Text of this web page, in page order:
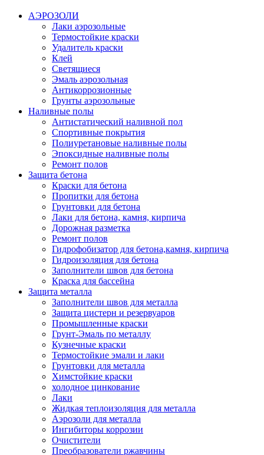
АЭРОЗОЛИ
Лаки аэрозольные
Термостойкие краски
Удалитель краски
Клей
Светящиеся
Эмаль аэрозольная
Антикоррозионные
Грунты аэрозольные
Наливные полы
Антистатический наливной пол
Спортивные покрытия
Полиуретановые наливные полы
Эпоксидные наливные полы
Ремонт полов
Защита бетона
Краски для бетона
Пропитки для бетона
Грунтовки для бетона
Лаки для бетона, камня, кирпича
Дорожная разметка
Ремонт полов
Гидрофобизатор для бетона,камня, кирпича
Гидроизоляция для бетона
Заполнители швов для бетона
Краска для бассейна
Защита металла
Заполнители швов для металла
Защита цистерн и резервуаров
Промышленные краски
Грунт-Эмаль по металлу
Кузнечные краски
Термостойкие эмали и лаки
Грунтовки для металла
Химстойкие краски
холодное цинкование
Лаки
Жидкая теплоизоляция для металла
Аэрозоли для металла
Ингибиторы коррозии
Очистители
Преобразователи ржавчины